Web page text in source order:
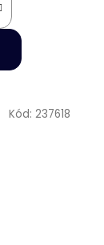
Kód: 237618